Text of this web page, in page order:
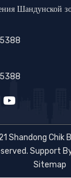
Шандунской
Shandong Chik
Support
Sitemap